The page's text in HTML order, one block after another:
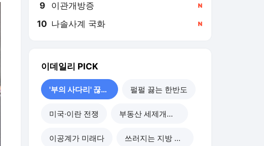
9 이관개방증
10 나솔사계 국화
이데일리 PICK
'부의 사다리' 끊기나 펄펄 끓는 한반도
미국·이란 전쟁 부동산 세제개편 후폭풍
이공계가 미래다 쓰러지는 지방 부동산